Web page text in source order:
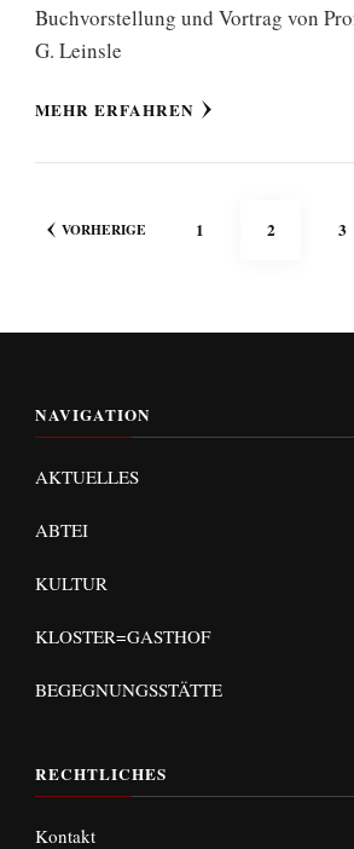
Buchvorstellung und Vortrag von
G. Leinsle
MEHR ERFAHREN
Seitennummerierung
VORHERIGE SEITE
1 SEITE
2 3
NAVIGATION
AKTUELLES
ABTEI
KULTUR
KLOSTER=GASTHOF
BEGEGNUNGSSTÄTTE
RECHTLICHES
Kontakt